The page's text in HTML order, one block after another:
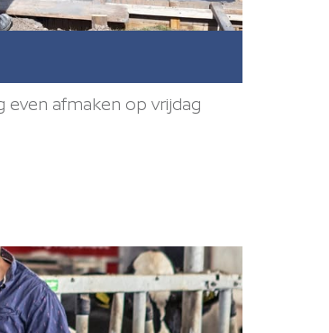
afmaken op vrijdag